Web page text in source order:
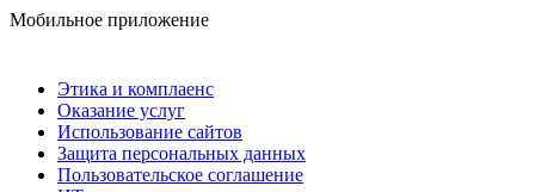
Мобильное приложение
Этика и комплаенс
Оказание услуг
Использование сайтов
Защита персональных данных
Пользовательское соглашение